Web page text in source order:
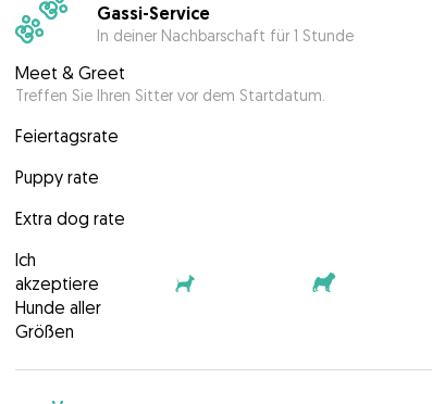
Gassi-Service
In deiner Nachbarschaft für 1 Stunde
Meet & Greet
Treffen Sie Ihren Sitter vor dem Startdatum.
Feiertagsrate
Puppy rate
Extra dog rate
Ich
akzeptiere
Hunde aller
Größen